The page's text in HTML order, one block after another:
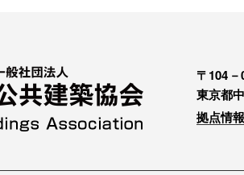
〒104－
東京都
拠点情